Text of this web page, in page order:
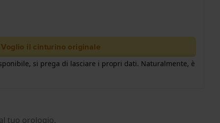
Voglio il cinturino originale
si prega di lasciare i propri dati. Naturalmente, è
tuo orologio.